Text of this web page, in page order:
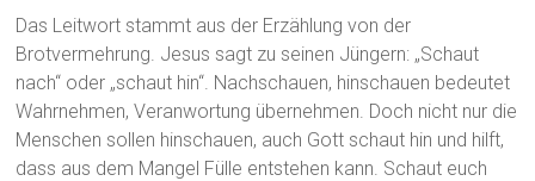
Das Leitwort stammt aus der Erzählung von der
Brotvermehrung. Jesus sagt zu seinen Jüngern: „Schaut
nach“ oder „schaut hin“. Nachschauen, hinschauen bedeutet
Wahrnehmen, Veranwortung übernehmen. Doch nicht nur die
Menschen sollen hinschauen, auch Gott schaut hin und hilft,
dass aus dem Mangel Fülle entstehen kann. Schaut euch